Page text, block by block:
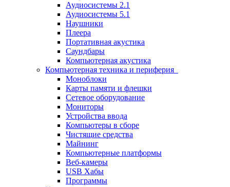
Аудиосистемы 2.1
Аудиосистемы 5.1
Наушники
Плеера
Портативная акустика
Саундбары
Компьютерная акустика
Компьютерная техника и периферия
Моноблоки
Карты памяти и флешки
Сетевое оборудование
Мониторы
Устройства ввода
Компьютеры в сборе
Чистящие средства
Майнинг
Компьютерные платформы
Веб-камеры
USB Хабы
Программы